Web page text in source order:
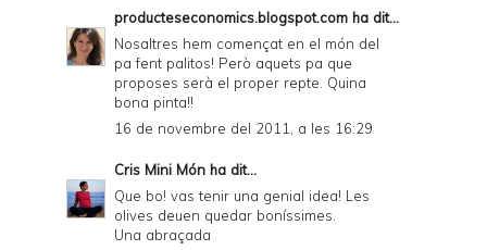
producteseconomics.blogspot.com ha dit...
Nosaltres hem començat en el món del
pa fent palitos! Però aquets pa que
proposes serà el proper repte. Quina
bona pinta!!
16 de novembre del 2011, a les 16:29
Cris Mini Món ha dit...
Que bo! vas tenir una genial idea! Les
olives deuen quedar boníssimes.
Una abraçada